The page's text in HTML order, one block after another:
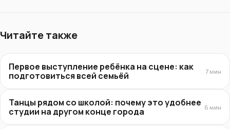
Читайте также
Первое выступление ребёнка на сцене: как
подготовиться всей семьёй
7 мин
Танцы рядом со школой: почему это удобнее
студии на другом конце города
6 мин